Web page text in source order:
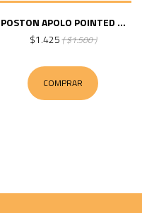
POSTON APOLO POINTED ...
$1.425( $1.500 )
COMPRAR